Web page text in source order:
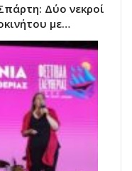
Δύο νεκροί
με…